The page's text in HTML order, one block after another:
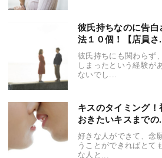
彼氏持ちなのに告
法１０個！【店員さ
彼氏持ちにも関わらず
しまったという経験が
ないでし...
キスのタイミング
おきたいキスまでの
好きな人ができて、念
うことができればとて
な人と...